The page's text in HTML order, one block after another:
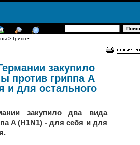
> Грипп •
закупило
против гриппа A
и для остального
закупило два вида
A (H1N1) - для себя и для